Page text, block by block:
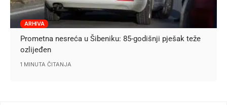
ARHIVA
Prometna nesreća u Šibeniku: 85-godišnji pješak teže
ozlijeđen
1 MINUTA ČITANJA